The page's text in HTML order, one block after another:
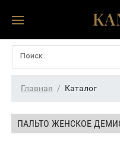
Главная Каталог
ПАЛЬТО ЖЕНСКОЕ